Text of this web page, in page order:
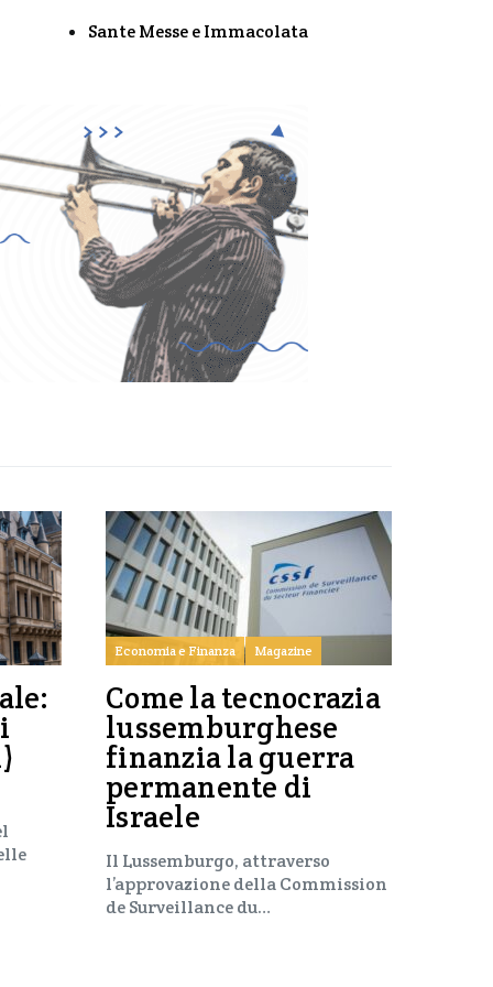
Sante Messe e Immacolata
Economia e Finanza Magazine
Come la tecnocrazia
lussemburghese
finanzia la guerra
permanente di
Israele
Il Lussemburgo, attraverso
l’approvazione della Commission
de Surveillance du…